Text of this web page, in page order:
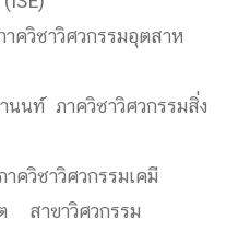
ควิชาวิศวกรรมอุตสาห
นนท์ ภาควิชาวิศวกรรมสิ่ง
ควิชาวิศวกรรมเคมี
สาขาวิศวกรรม